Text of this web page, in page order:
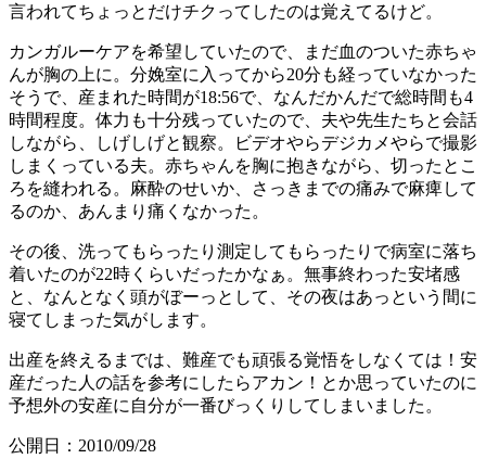
言われてちょっとだけチクってしたのは覚えてるけど。
カンガルーケアを希望していたので、まだ血のついた赤ちゃ
んが胸の上に。分娩室に入ってから20分も経っていなかった
そうで、産まれた時間が18:56で、なんだかんだで総時間も4
時間程度。体力も十分残っていたので、夫や先生たちと会話
しながら、しげしげと観察。ビデオやらデジカメやらで撮影
しまくっている夫。赤ちゃんを胸に抱きながら、切ったとこ
ろを縫われる。麻酔のせいか、さっきまでの痛みで麻痺して
るのか、あんまり痛くなかった。
その後、洗ってもらったり測定してもらったりで病室に落ち
着いたのが22時くらいだったかなぁ。無事終わった安堵感
と、なんとなく頭がぼーっとして、その夜はあっという間に
寝てしまった気がします。
出産を終えるまでは、難産でも頑張る覚悟をしなくては！安
産だった人の話を参考にしたらアカン！とか思っていたのに
予想外の安産に自分が一番びっくりしてしまいました。
公開日：2010/09/28